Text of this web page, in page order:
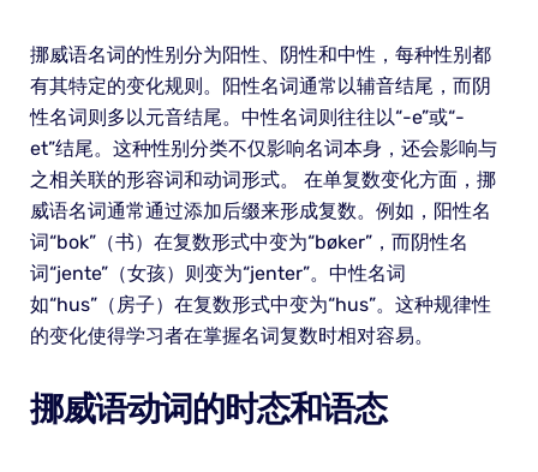
挪威语名词的性别分为阳性、阴性和中性，每种性别都
有其特定的变化规则。阳性名词通常以辅音结尾，而阴
性名词则多以元音结尾。中性名词则往往以“-e”或“-
et”结尾。这种性别分类不仅影响名词本身，还会影响与
之相关联的形容词和动词形式。 在单复数变化方面，挪
威语名词通常通过添加后缀来形成复数。例如，阳性名
词“bok”（书）在复数形式中变为“bøker”，而阴性名
词“jente”（女孩）则变为“jenter”。中性名词
如“hus”（房子）在复数形式中变为“hus”。这种规律性
的变化使得学习者在掌握名词复数时相对容易。
挪威语动词的时态和语态